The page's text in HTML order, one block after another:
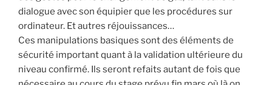
dialogue avec son équipier que les procédures sur
ordinateur. Et autres réjouissances…
Ces manipulations basiques sont des éléments de
sécurité important quant à la validation ultérieure du
niveau confirmé. Ils seront refaits autant de fois que